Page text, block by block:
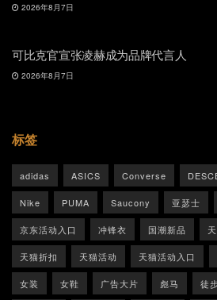
2026年8月7日
可比克官宣张凌赫成为品牌代言人
2026年8月7日
标签
adidas ASICS Converse
Nike PUMA Saucony 亚瑟士
京东活动入口 冲锋衣 国潮新品
天猫折扣 天猫活动 天猫活动入口
女装 女鞋 广告大片 彪马 徒